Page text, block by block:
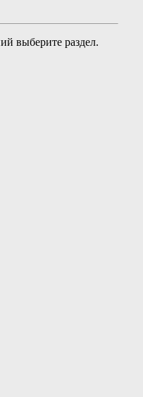
выберите раздел.